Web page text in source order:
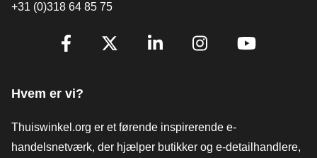
+31 (0)318 64 85 75
[_General:SocialMediaTitle]
Hvem er vi?
Thuiswinkel.org er et førende inspirerende e-
handelsnetværk, der hjælper butikker og e-detailhandlere,